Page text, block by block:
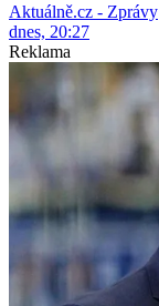
Aktuálně.cz - Zprávy
dnes, 20:27
Reklama